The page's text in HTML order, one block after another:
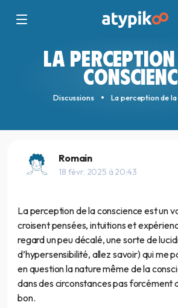
LA
Discussions La perception de
Romain
18 févr. 2025 à 20:43
La perception de la conscience est un
croisent pensées, intuitions et
regard un peu décalé, une sorte de
d’hypersensibilité, allez savoir) qui me
en question la nature même de la
dans des circonstances pas forcément
bon.